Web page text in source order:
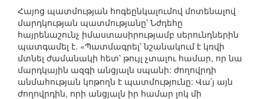
Հայոց պատմության հոգեընկալումով մոտենալով
մարդկության պատմությանը՝ Նժդեհը
հայրենաշունչ իմաստասիրությամբ սերունդներին
պատգամել է. «Պատմագրել՝ նշանակում է կռվի
մտնել ժամանակի հետ՝ թույլ չտալու համար, որ նա
մարդկային ազգի անցյալն սպանի: ժողովրդի
անմահության կոթողն է պատմությունը: Վա՛յ այն
ժողովրդին, որի անցյալն իր համար լոկ մի